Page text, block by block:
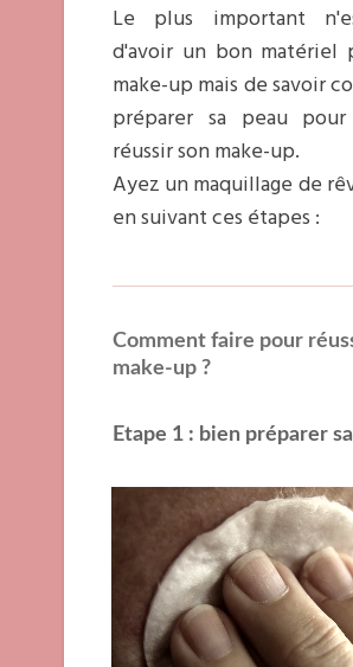
Le plus important
d'avoir un bon matériel
make-up mais de savoir
préparer sa peau
réussir son make-up.
Ayez un maquillage de
en suivant ces étapes :
Comment faire pour
make-up ?
Etape 1 : bien préparer